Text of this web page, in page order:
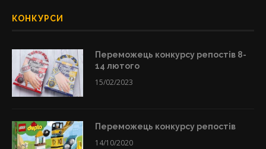
КОНКУРСИ
Переможець конкурсу репостів 8-
14 лютого
15/02/2023
Переможець конкурсу репостів
14/10/2020